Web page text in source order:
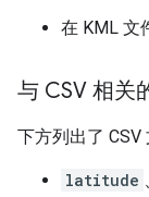
在 KML 文
与 CSV 相关
下方列出了 CSV
latitude